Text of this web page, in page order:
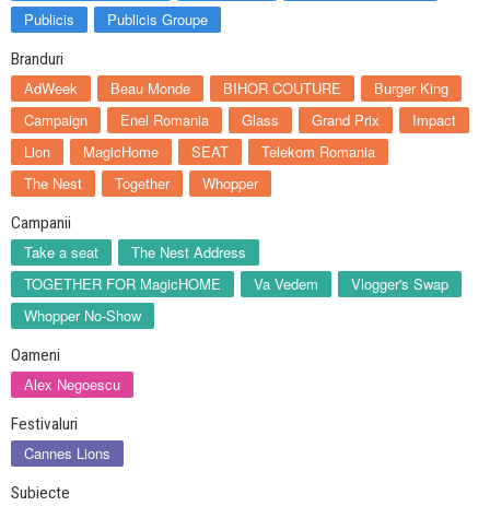
Publicis
Publicis Groupe
Branduri
AdWeek Beau Monde BIHOR COUTURE
Burger King
Campaign
Enel Romania Glass Grand Prix
Impact
Lion
MagicHome SEAT
Telekom Romania
The Nest
Together Whopper
Campanii
Take a seat
The Nest Address
TOGETHER FOR MagicHOME
Va Vedem
Vlogger's Swap
Whopper No-Show
Oameni
Alex Negoescu
Festivaluri
Cannes Lions
Subiecte